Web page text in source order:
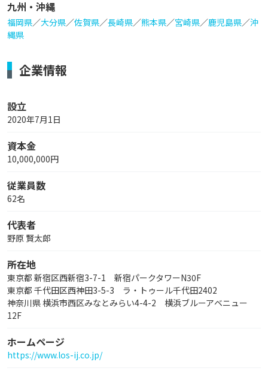
九州・沖縄
福岡県／大分県／佐賀県／長崎県／熊本県／宮崎県／鹿児島県／沖
縄県
企業情報
設立
2020年7月1日
資本金
10,000,000円
従業員数
62名
代表者
野原 賢太郎
所在地
東京都 新宿区西新宿3-7-1 新宿パークタワーN30F
東京都 千代田区西神田3-5-3 ラ・トゥール千代田2402
神奈川県 横浜市西区みなとみらい4-4-2 横浜ブルーアベニュー
12F
ホームページ
https://www.los-ij.co.jp/